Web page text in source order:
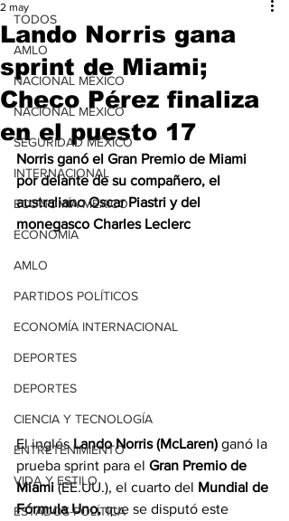
TODOS
AMLO
NACIONAL MÉXICO
NACIONAL MÉXICO
SEGURIDAD MÉXICO
INTERNACIONAL
ECONOMÍA MÉXICO
ECONOMÍA
AMLO
PARTIDOS POLÍTICOS
ECONOMÍA INTERNACIONAL
DEPORTES
DEPORTES
CIENCIA Y TECNOLOGÍA
ENTRETENIMIENTO
VIDA Y ESTILO
ESTADOS-POLÍTICA
Lando Norris gana
sprint de Miami;
Checo Pérez finaliza
en el puesto 17
2 may
Norris ganó el Gran Premio de Miami
por delante de su compañero, el
australiano Oscar Piastri y del
monegasco Charles Leclerc
El inglés Lando Norris (McLaren) ganó la
prueba sprint para el Gran Premio de
Miami (EE.UU.), el cuarto del Mundial de
Fórmula Uno, que se disputó este